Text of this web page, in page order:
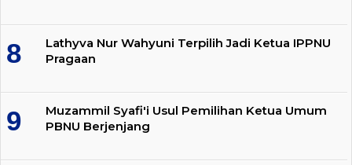
Lathyva Nur Wahyuni Terpilih Jadi Ketua IPPNU
Pragaan
Muzammil Syafi'i Usul Pemilihan Ketua Umum
PBNU Berjenjang